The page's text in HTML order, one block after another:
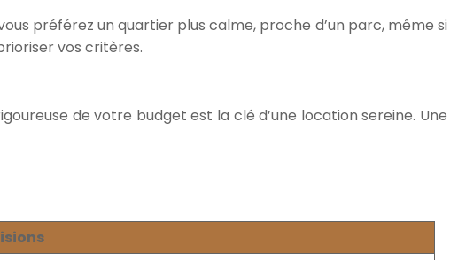
préférez un quartier plus calme, proche d’un parc, même si
vos critères.
de votre budget est la clé d’une location sereine. Une